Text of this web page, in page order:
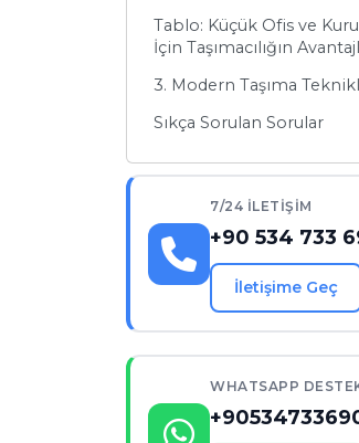
Tablo: Küçük Ofis ve
İçin Taşımacılığın
3. Modern Taşıma
Sıkça Sorulan Sorular
7/24 İLETIŞIM
+90 534 733
İletişime Geç
WHATSAPP